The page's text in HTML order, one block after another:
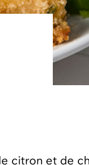
citron et de